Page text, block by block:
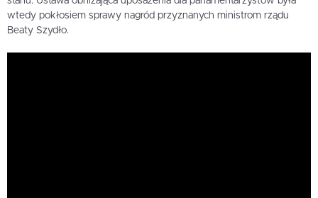
wtedy pokłosiem sprawy nagród przyznanych ministrom rządu
Beaty Szydło.